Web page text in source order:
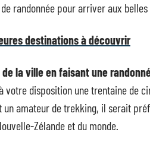
randonnée pour arriver aux
destinations à découvrir
la ville en faisant une
votre disposition une trentaine de
amateur de trekking, il serait
Zélande et du monde.